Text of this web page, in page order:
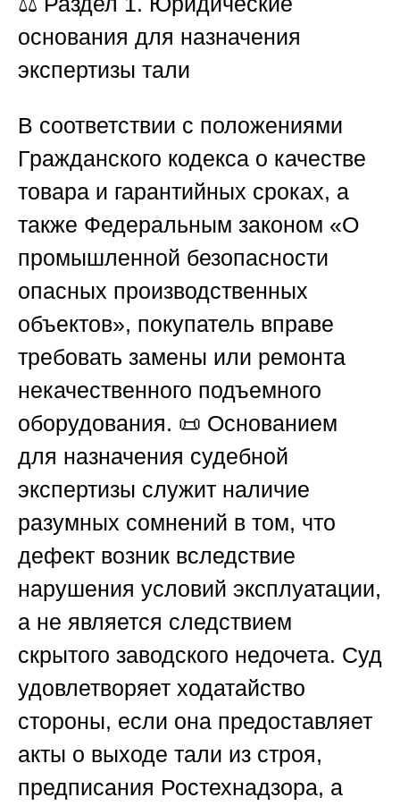
основания для назначения
экспертизы тали
В соответствии с положениями
Гражданского кодекса о качестве
товара и гарантийных сроках, а
также Федеральным законом «О
промышленной безопасности
опасных производственных
объектов», покупатель вправе
требовать замены или ремонта
некачественного подъемного
оборудования. 📜 Основанием
для назначения судебной
экспертизы служит наличие
разумных сомнений в том, что
дефект возник вследствие
нарушения условий эксплуатации,
а не является следствием
скрытого заводского недочета. Суд
удовлетворяет ходатайство
стороны, если она предоставляет
акты о выходе тали из строя,
предписания Ростехнадзора, а